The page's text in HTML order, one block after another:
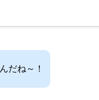
だね～！